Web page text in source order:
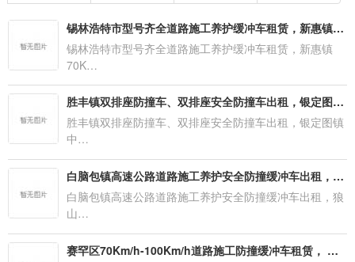
锡林浩特市型号齐全道路施工养护缓冲车租赁，新惠镇70Km/h-100Km/h防撞车出租【10月更新新报价】
锡林浩特市型号齐全道路施工养护缓冲车租赁，新惠镇
70K…
胜丰镇双排座防撞车、双排座安全防撞车出租，银定图镇中型防撞缓冲车、养护防撞车租赁
胜丰镇双排座防撞车、双排座安全防撞车出租，银定图镇
中…
白脑包镇高速公路道路施工养护安全防撞缓冲车出租，狼山镇道路施工养护安装维修安全防撞缓冲车租赁
白脑包镇高速公路道路施工养护安全防撞缓冲车出租，狼
山…
赛罕区70Km/h-100Km/h道路施工防撞缓冲车租赁， 回民区高速道路公路维修安装防撞缓冲车租赁【2023新报价】